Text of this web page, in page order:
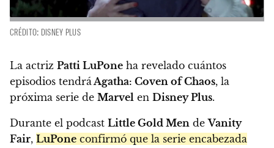
CRÉDITO: DISNEY PLUS
La actriz Patti LuPone ha revelado cuántos
episodios tendráAgatha: Coven of Chaos, la
próxima serie de Marvel en Disney Plus.
Durante el podcast Little Gold Men deVanity
Fair, LuPone confirmó que la serie encabezada